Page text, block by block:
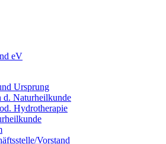
Ursprung
d. Naturheilkunde
Hydrotherapie
Vorstand